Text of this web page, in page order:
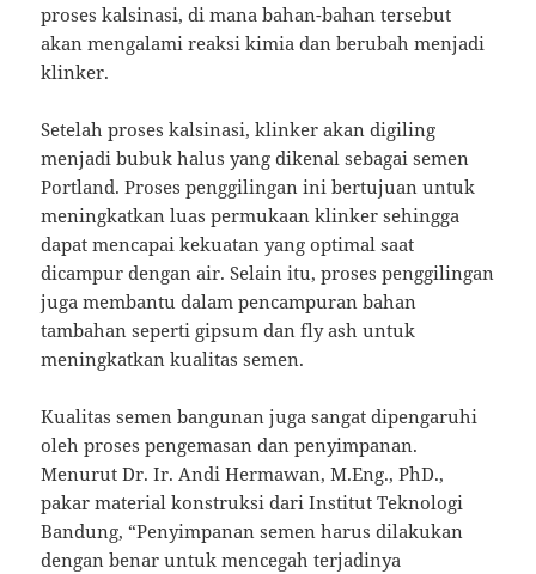
proses kalsinasi, di mana bahan-bahan tersebut
akan mengalami reaksi kimia dan berubah menjadi
klinker.
Setelah proses kalsinasi, klinker akan digiling
menjadi bubuk halus yang dikenal sebagai semen
Portland. Proses penggilingan ini bertujuan untuk
meningkatkan luas permukaan klinker sehingga
dapat mencapai kekuatan yang optimal saat
dicampur dengan air. Selain itu, proses penggilingan
juga membantu dalam pencampuran bahan
tambahan seperti gipsum dan fly ash untuk
meningkatkan kualitas semen.
Kualitas semen bangunan juga sangat dipengaruhi
oleh proses pengemasan dan penyimpanan.
Menurut Dr. Ir. Andi Hermawan, M.Eng., PhD.,
pakar material konstruksi dari Institut Teknologi
Bandung, “Penyimpanan semen harus dilakukan
dengan benar untuk mencegah terjadinya